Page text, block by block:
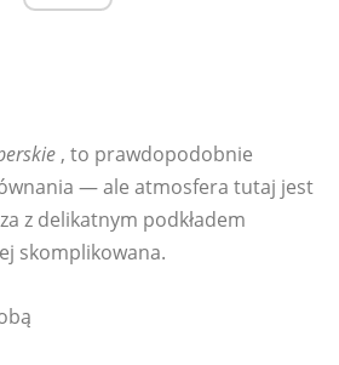
, to prawdopodobnie
— ale atmosfera tutaj jest
z delikatnym podkładem
skomplikowana.